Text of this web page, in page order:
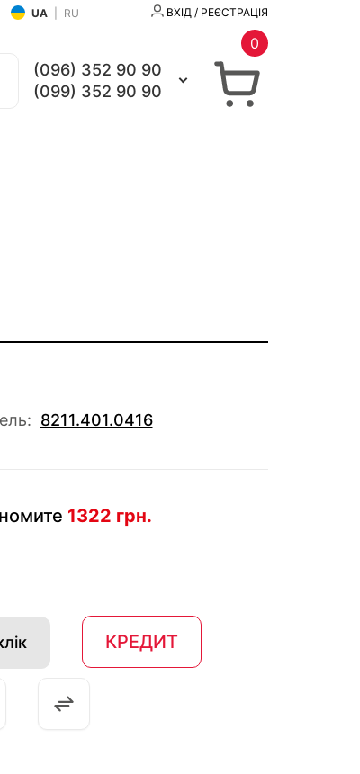
UA RU ВХІД / РЕЄСТРАЦІЯ
(096) 352 90 90
(099) 352 90 90
0
8211.401.0416
1322 грн.
КРЕДИТ